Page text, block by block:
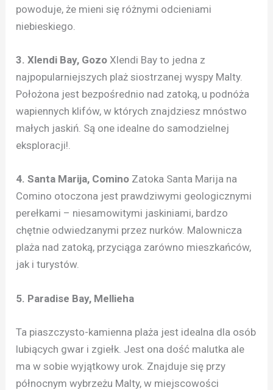
powoduje, że mieni się różnymi odcieniami
niebieskiego.
3. Xlendi Bay, Gozo Xlendi Bay to jedna z
najpopularniejszych plaż siostrzanej wyspy Malty.
Położona jest bezpośrednio nad zatoką, u podnóża
wapiennych klifów, w których znajdziesz mnóstwo
małych jaskiń. Są one idealne do samodzielnej
eksploracji!.
4. Santa Marija, Comino Zatoka Santa Marija na
Comino otoczona jest prawdziwymi geologicznymi
perełkami – niesamowitymi jaskiniami, bardzo
chętnie odwiedzanymi przez nurków. Malownicza
plaża nad zatoką, przyciąga zarówno mieszkańców,
jak i turystów.
5. Paradise Bay, Mellieha
Ta piaszczysto-kamienna plaża jest idealna dla osób
lubiących gwar i zgiełk. Jest ona dość malutka ale
ma w sobie wyjątkowy urok. Znajduje się przy
północnym wybrzeżu Malty, w miejscowości